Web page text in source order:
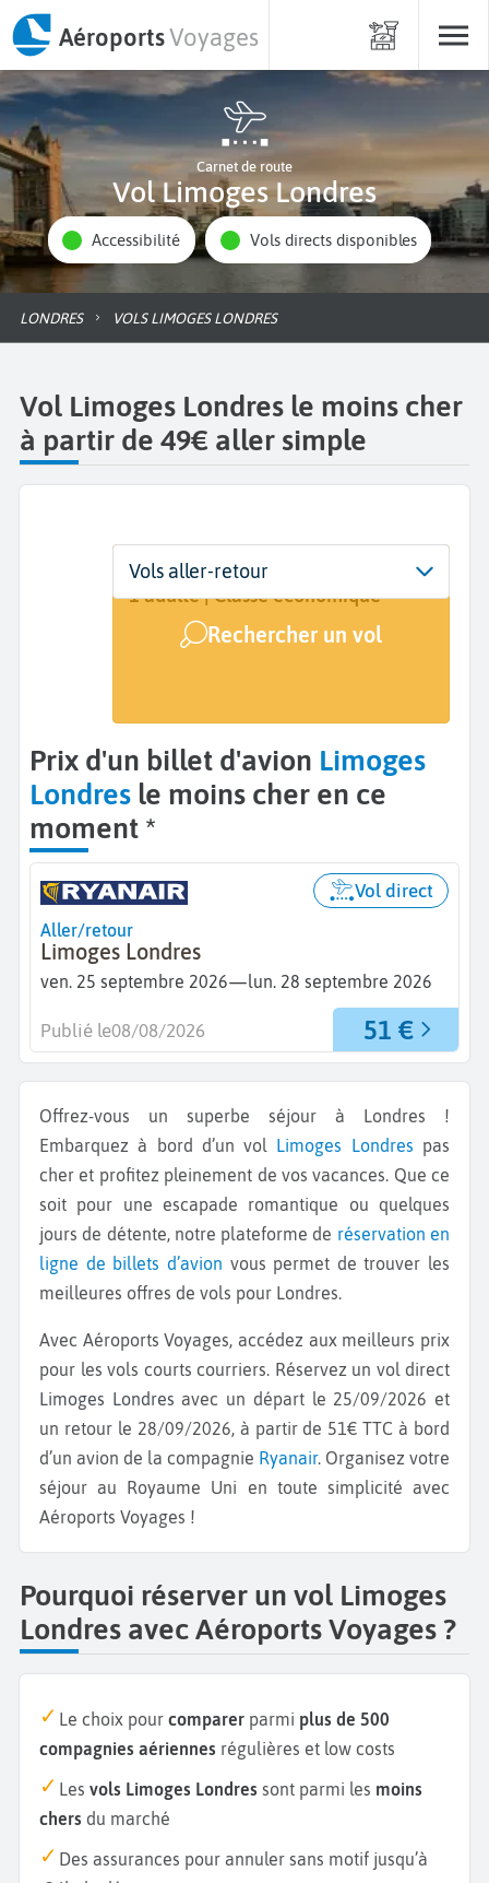
AéroportsVoyages
Carnet de route
Vol Limoges Londres
Accessibilité Vols directs disponibles
LONDRES VOLS LIMOGES LONDRES
Vol Limoges Londres le moins cher
à partir de 49€ aller simple
Départ
Limoges (LIG)
Dates
25 sept. - 28 sept.
Voyageurs | Classe
1 adulte | Classe économique
Rechercher un vol
Vols aller-retour
Prix d'un billet d'avion Limoges
Londres le moins cher en ce
moment *
Aller/retour
Limoges Londres
ven. 25 septembre 2026—lun. 28 septembre 2026
Vol direct
51 €
Publié le08/08/2026
Offrez-vous un superbe séjour à Londres !
Embarquez à bord d’un vol Limoges Londres pas
cher et profitez pleinement de vos vacances. Que ce
soit pour une escapade romantique ou quelques
jours de détente, notre plateforme de réservation en
ligne de billets d’avion vous permet de trouver les
meilleures offres de vols pour Londres.
Avec Aéroports Voyages, accédez aux meilleurs prix
pour les vols courts courriers. Réservez un vol direct
Limoges Londresavec un départ le 25/09/2026 et
un retour le 28/09/2026, à partir de 51€ TTC à bord
d’un avion de la compagnie Ryanair. Organisez votre
séjour au Royaume Uni en toute simplicité avec
Aéroports Voyages !
Pourquoi réserver un vol Limoges
Londres avec Aéroports Voyages ?
Le choix pour comparer parmi plus de 500
compagnies aériennes régulières et low costs
Les vols Limoges Londres sont parmi les moins
chers du marché
Des assurances pour annuler sans motif jusqu’à